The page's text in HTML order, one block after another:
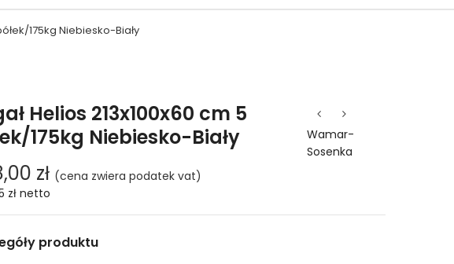
175kg Niebiesko-Biały
Helios 213x100x60 cm 5
175kg Niebiesko-Biały
Wamar-
Sosenka
zł (cena zwiera podatek vat)
złnetto
produktu